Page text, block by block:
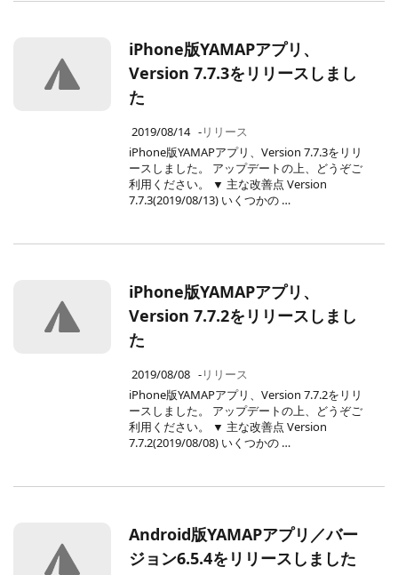
iPhone版YAMAPアプリ、
Version 7.7.3をリリースしまし
た
2019/08/14 -リリース
iPhone版YAMAPアプリ、Version 7.7.3をリリ
ースしました。 アップデートの上、どうぞご
利用ください。 ▼ 主な改善点 Version
7.7.3(2019/08/13) いくつかの …
iPhone版YAMAPアプリ、
Version 7.7.2をリリースしまし
た
2019/08/08 -リリース
iPhone版YAMAPアプリ、Version 7.7.2をリリ
ースしました。 アップデートの上、どうぞご
利用ください。 ▼ 主な改善点 Version
7.7.2(2019/08/08) いくつかの …
Android版YAMAPアプリ／バー
ジョン6.5.4をリリースしました